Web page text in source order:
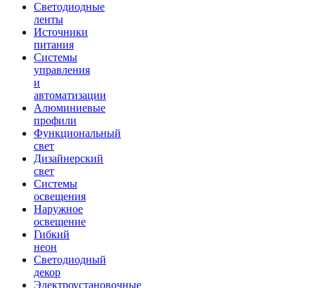
Светодиодные
ленты
Источники
питания
Системы
управления
и
автоматизации
Алюминиевые
профили
Функциональный
свет
Дизайнерский
свет
Системы
освещения
Наружное
освещение
Гибкий
неон
Светодиодный
декор
Электроустановочные